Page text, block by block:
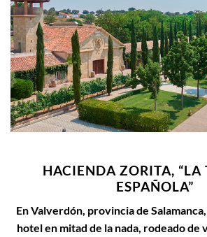
HACIENDA ZORITA, “LA
ESPAÑOLA”
En Valverdón, provincia de
hotel en mitad de la nada, rodeado de